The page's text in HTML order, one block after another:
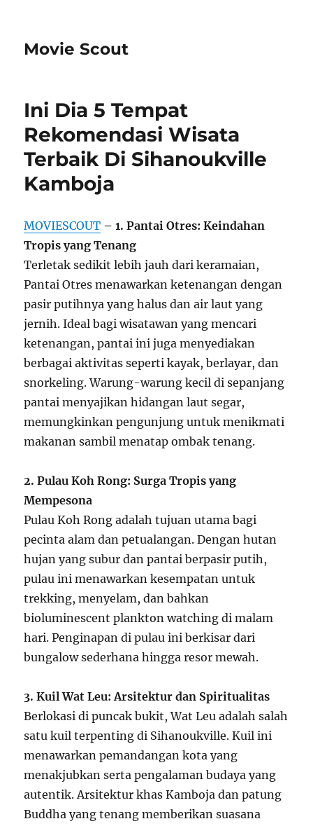
Movie Scout
Ini Dia 5 Tempat
Rekomendasi Wisata
Terbaik Di Sihanoukville
Kamboja
MOVIESCOUT – 1. Pantai Otres: Keindahan
Tropis yang Tenang
Terletak sedikit lebih jauh dari keramaian,
Pantai Otres menawarkan ketenangan dengan
pasir putihnya yang halus dan air laut yang
jernih. Ideal bagi wisatawan yang mencari
ketenangan, pantai ini juga menyediakan
berbagai aktivitas seperti kayak, berlayar, dan
snorkeling. Warung-warung kecil di sepanjang
pantai menyajikan hidangan laut segar,
memungkinkan pengunjung untuk menikmati
makanan sambil menatap ombak tenang.
2. Pulau Koh Rong: Surga Tropis yang
Mempesona
Pulau Koh Rong adalah tujuan utama bagi
pecinta alam dan petualangan. Dengan hutan
hujan yang subur dan pantai berpasir putih,
pulau ini menawarkan kesempatan untuk
trekking, menyelam, dan bahkan
bioluminescent plankton watching di malam
hari. Penginapan di pulau ini berkisar dari
bungalow sederhana hingga resor mewah.
3. Kuil Wat Leu: Arsitektur dan Spiritualitas
Berlokasi di puncak bukit, Wat Leu adalah salah
satu kuil terpenting di Sihanoukville. Kuil ini
menawarkan pemandangan kota yang
menakjubkan serta pengalaman budaya yang
autentik. Arsitektur khas Kamboja dan patung
Buddha yang tenang memberikan suasana